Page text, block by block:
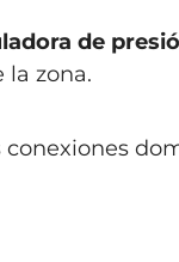
de
la zona.